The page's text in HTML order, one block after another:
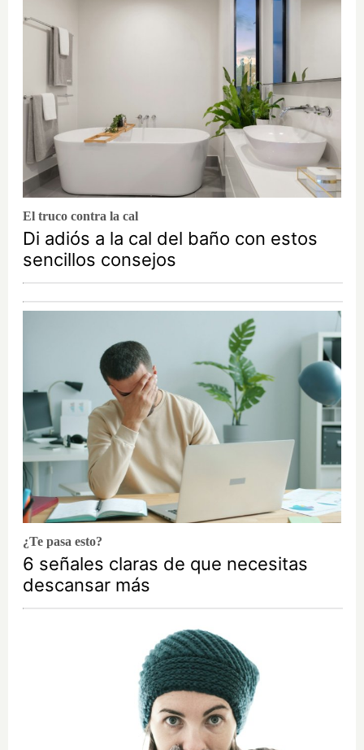
El truco contra la cal
Di adiós a la cal del baño con estos
sencillos consejos
¿Te pasa esto?
6 señales claras de que necesitas
descansar más